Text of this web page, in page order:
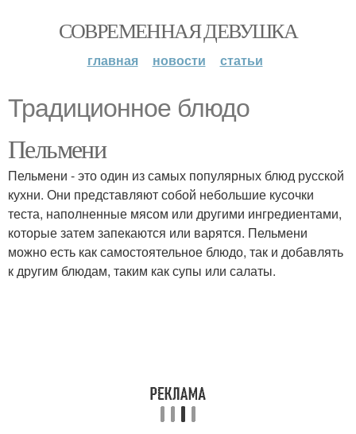
СОВРЕМЕННАЯ ДЕВУШКА
главная новости статьи
Традиционное блюдо
Пельмени
Пельмени - это один из самых популярных блюд русской
кухни. Они представляют собой небольшие кусочки
теста, наполненные мясом или другими ингредиентами,
которые затем запекаются или варятся. Пельмени
можно есть как самостоятельное блюдо, так и добавлять
к другим блюдам, таким как супы или салаты.